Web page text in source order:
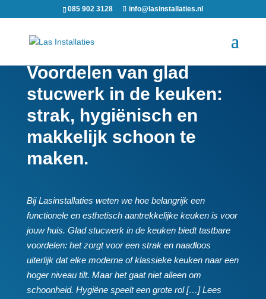
085 902 3128 info@lasinstallaties.nl
Voordelen van glad
stucwerk in de keuken:
strak, hygiënisch en
makkelijk schoon te
maken.​
Bij Lasinstallaties weten we hoe belangrijk een
functionele en esthetisch aantrekkelijke keuken is voor
jouw huis.​ Glad stucwerk in de keuken biedt tastbare
voordelen: het zorgt voor een strak en naadloos
uiterlijk dat elke moderne of klassieke keuken naar een
hoger niveau tilt.​ Maar het gaat niet alleen om
schoonheid.​ Hygiëne speelt een grote rol […] Lees